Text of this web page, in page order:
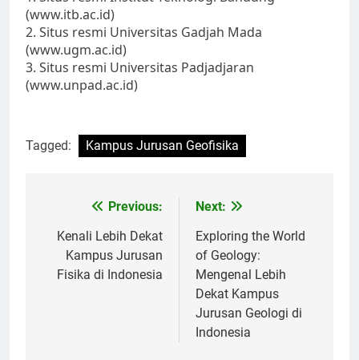
(www.itb.ac.id)
2. Situs resmi Universitas Gadjah Mada
(www.ugm.ac.id)
3. Situs resmi Universitas Padjadjaran
(www.unpad.ac.id)
Tagged: Kampus Jurusan Geofisika
navigation
Previous:
Kenali Lebih Dekat
Kampus Jurusan
Fisika di Indonesia
Next:
Exploring the World
of Geology:
Mengenal Lebih
Dekat Kampus
Jurusan Geologi di
Indonesia